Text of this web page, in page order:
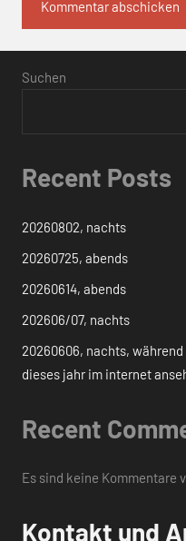
Suchen
Recent Posts
20260802, nachts
20260725, abends
20260614, abends
202606/07, nachts
20260606, nachts,
dieses jahr im internet
Recent
Es sind keine Kommentare
Kontakt und